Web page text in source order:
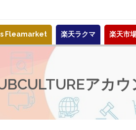
Fleamarket 楽天ラクマ 楽天市
アカ